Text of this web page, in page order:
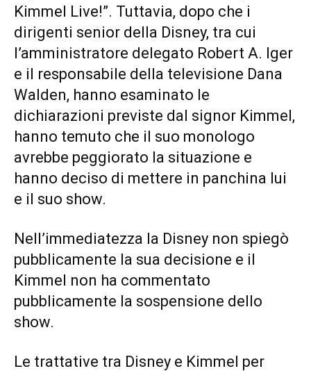
Kimmel Live!”. Tuttavia, dopo che i
dirigenti senior della Disney, tra cui
l’amministratore delegato Robert A. Iger
e il responsabile della televisione Dana
Walden, hanno esaminato le
dichiarazioni previste dal signor Kimmel,
hanno temuto che il suo monologo
avrebbe peggiorato la situazione e
hanno deciso di mettere in panchina lui
e il suo show.
Nell’immediatezza la Disney non spiegò
pubblicamente la sua decisione e il
Kimmel non ha commentato
pubblicamente la sospensione dello
show.
Le trattative tra Disney e Kimmel per